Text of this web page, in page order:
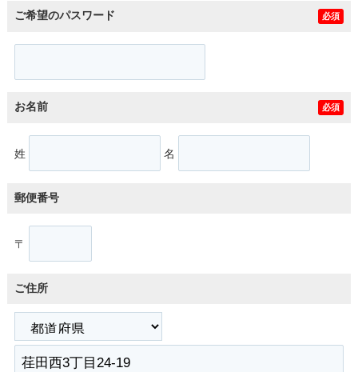
ご希望のパスワード 必須
お名前 必須
姓 名
郵便番号
〒
ご住所